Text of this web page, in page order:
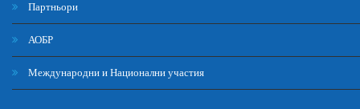
Партньори
АОБР
Международни и Национални участия